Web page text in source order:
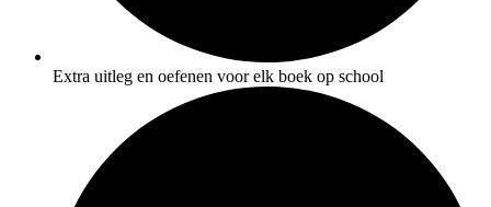
Extra uitleg en oefenen voor elk boek op school